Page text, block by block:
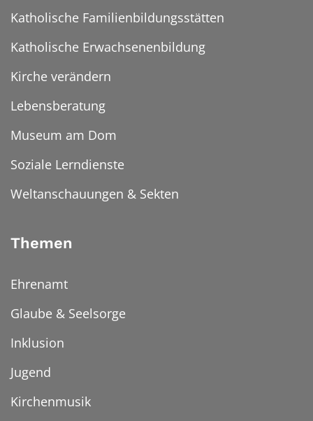
Katholische Familienbildungsstätten
Katholische Erwachsenenbildung
Kirche verändern
Lebensberatung
Museum am Dom
Soziale Lerndienste
Weltanschauungen & Sekten
Themen
Ehrenamt
Glaube & Seelsorge
Inklusion
Jugend
Kirchenmusik